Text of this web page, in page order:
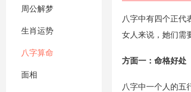
周公解梦
生肖运势
八字算命
面相
八字中有四个正代
女人来说，她们需
方面一：命格好处
八字中一个人的五